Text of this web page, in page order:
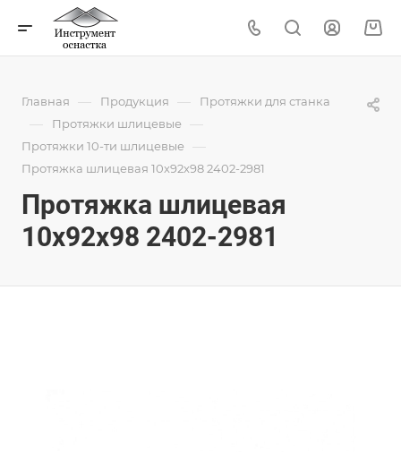
Главная — Продукция — Протяжки для станка
— Протяжки шлицевые —
Протяжки 10-ти шлицевые —
Протяжка шлицевая 10x92x98 2402-2981
Протяжка шлицевая
10x92x98 2402-2981